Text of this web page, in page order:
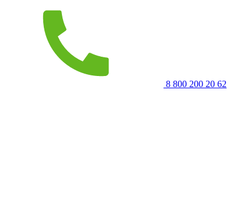
8 800 200 20 62